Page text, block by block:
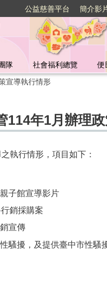
公益慈善平台 簡介影
隊 社會福利總覽 便
宣導執行情形
114年1月辦理
執行情形，項目如下：
子館宣導影片
銷採購案
宣傳
騷擾，及提供臺中市性騷